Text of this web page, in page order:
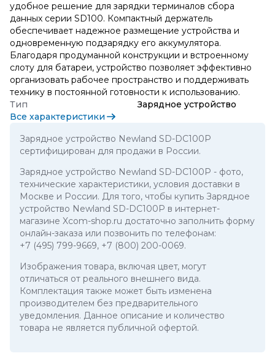
удобное решение для зарядки терминалов сбора
данных серии SD100. Компактный держатель
обеспечивает надежное размещение устройства и
одновременную подзарядку его аккумулятора.
Благодаря продуманной конструкции и встроенному
слоту для батареи, устройство позволяет эффективно
организовать рабочее пространство и поддерживать
технику в постоянной готовности к использованию.
Тип
Зарядное устройство
Все характеристики
Зарядное устройство Newland SD-DC100P
сертифицирован для продажи в России.
Зарядное устройство Newland SD-DC100P - фото,
технические характеристики, условия доставки в
Москве и России. Для того, чтобы купить Зарядное
устройство Newland SD-DC100P в интернет-
магазине Xcom-shop.ru достаточно заполнить форму
онлайн-заказа или позвонить по телефонам:
+7 (495) 799-9669, +7 (800) 200-0069.
Изображения товара, включая цвет, могут
отличаться от реального внешнего вида.
Комплектация также может быть изменена
производителем без предварительного
уведомления. Данное описание и количество
товара не является публичной офертой.